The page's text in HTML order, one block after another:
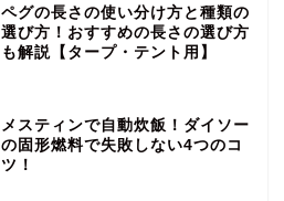
ペグの長さの使い分け方と種類の
選び方！おすすめの長さの選び方
も解説【タープ・テント用】
メスティンで自動炊飯！ダイソー
の固形燃料で失敗しない4つのコ
ツ！